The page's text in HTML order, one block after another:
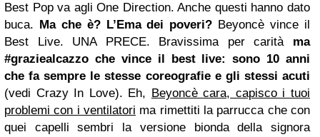
Best Pop va agli One Direction. Anche questi hanno dato
buca.
Ma che è? L’Ema dei poveri? Beyoncè vince il
Best Live. UNA PRECE. Bravissima per carità ma
#graziealcazzo che vince il best live: sono 10 anni
che fa sempre le stesse coreografie e gli stessi acuti
(vedi Crazy In Love). Eh,
Beyoncè cara, capisco i tuoi
problemi con i ventilatori ma rimettiti la parrucca che con
quei capelli sembri la versione bionda della signora